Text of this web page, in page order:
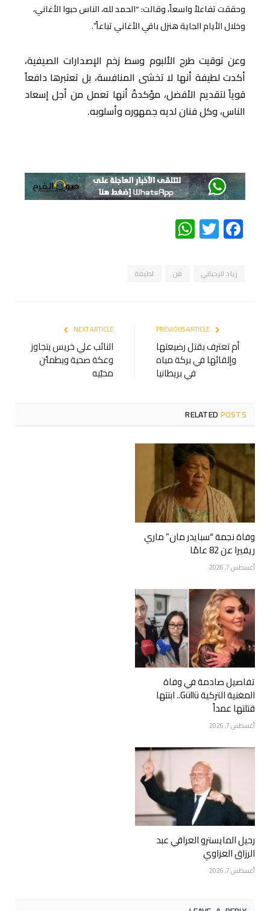
وحققت تفاعلاً واسعاً، وقالت: “الحمد لله، الناس حبوا الأغاني،
وخلال الأيام الجاية هنزل باقي الأغاني تباعاً”.
وعن توقيت طرح الألبوم وسط زخم الإصدارات الصيفية،
أكدت لطيفة أنها لا تخشى المنافسة، بل تعتبرها دافعاً
قوياً لتقديم الأفضل، مؤكدةً أنها تعمل من أجل إسعاد
الناس، وكل فنان لديه جمهوره وأسلوبه.
Facebook
Twitter
WhatsApp
زياد الرحباني فن لطيفة
أم تعترف بقتل رضيعتها
وإلقائها في بركة مياه
في بريطانيا
NEXT ARTICLE
النائب علي خريس يتجاوز
وعكة صحية ويطمئن
محبّيه
RELATEDPOSTS
وفاة نجمة “سبايدر مان” ماري
ريفيرا عن 82 عامًا
أغسطس 7, 2026
تفاصيل صادمة في وفاة
المغنية التركية Güllü.. ابنتها
قتلتها عمداً
أغسطس 7, 2026
رحيل المايسترو العراقي عبد
الرزاق العزاوي
أغسطس 7, 2026